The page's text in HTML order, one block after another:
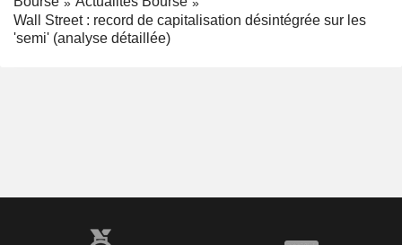
Wall Street : record de capitalisation désintégrée sur les
'semi' (analyse détaillée)